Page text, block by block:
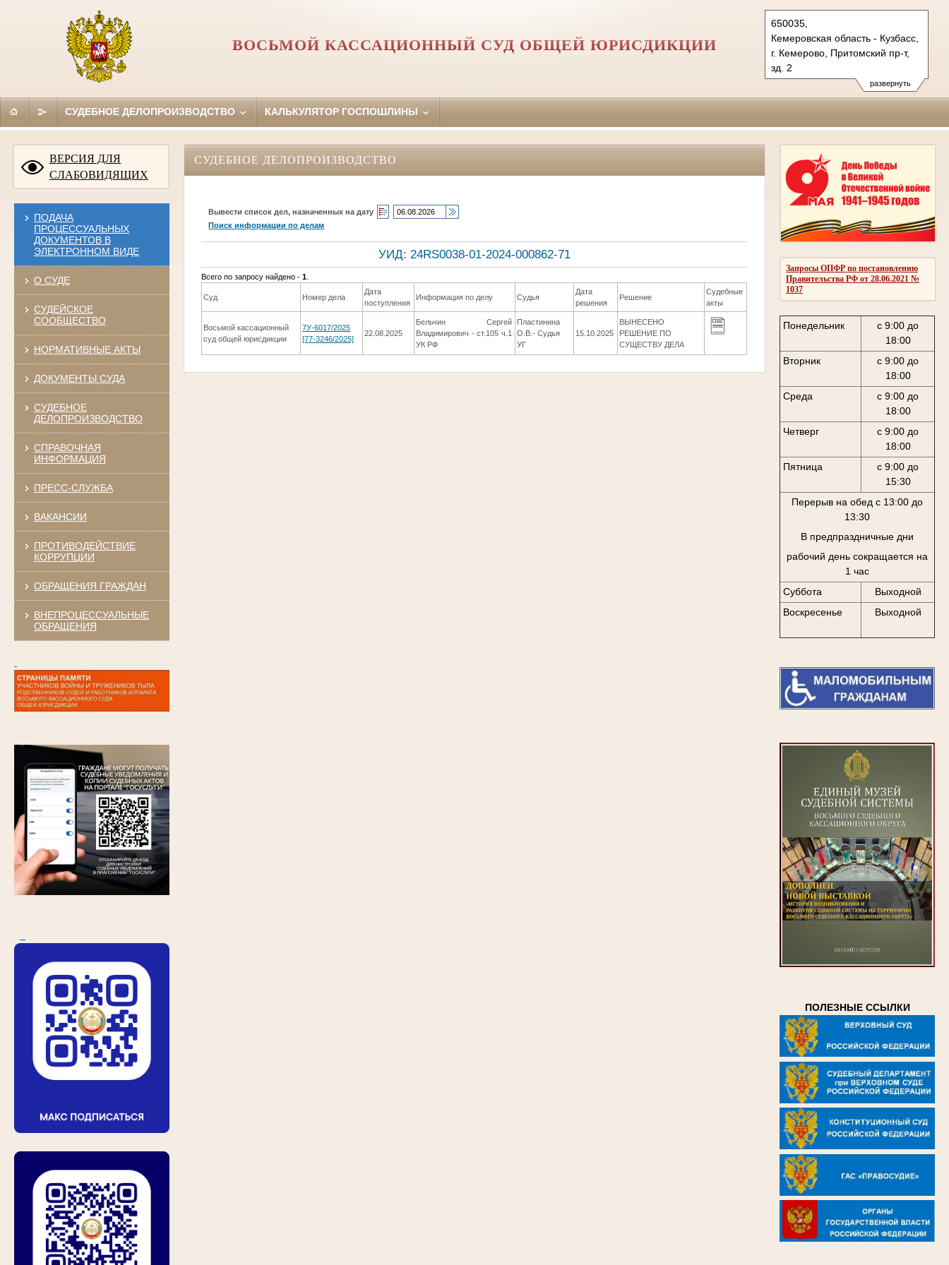
развернуть
650035,
Кемеровская область - Кузбасс,
г. Кемерово, Притомский пр-т,
зд. 2
Тел.: (3842) 71-75-00
71-76-00, 71-75-71
ВОСЬМОЙ КАССАЦИОННЫЙ СУД ОБЩЕЙ ЮРИСДИКЦИИ
СУДЕБНОЕ ДЕЛОПРОИЗВОДСТВО КАЛЬКУЛЯТОР ГОСПОШЛИНЫ
ВЕРСИЯ ДЛЯ
СЛАБОВИДЯЩИХ
ПОДАЧА
ПРОЦЕССУАЛЬНЫХ
ДОКУМЕНТОВ В
ЭЛЕКТРОННОМ ВИДЕ
О СУДЕ
СУДЕЙСКОЕ
СООБЩЕСТВО
НОРМАТИВНЫЕ АКТЫ
ДОКУМЕНТЫ СУДА
СУДЕБНОЕ
ДЕЛОПРОИЗВОДСТВО
СПРАВОЧНАЯ
ИНФОРМАЦИЯ
ПРЕСС-СЛУЖБА
ВАКАНСИИ
ПРОТИВОДЕЙСТВИЕ
КОРРУПЦИИ
ОБРАЩЕНИЯ ГРАЖДАН
ВНЕПРОЦЕССУАЛЬНЫЕ
ОБРАЩЕНИЯ
Запросы ОПФР по постановлению
Правительства РФ от 28.06.2021 №
1037
Понедельник
с 9:00 до
18:00
Вторник
с 9:00 до
18:00
Среда
с 9:00 до
18:00
Четверг
с 9:00 до
18:00
Пятница
с 9:00 до
15:30
Перерыв на обед с 13:00 до
13:30
В предпраздничные дни
рабочий день сокращается на
1 час
Суббота
Выходной
Воскресенье
Выходной
ПОЛЕЗНЫЕ ССЫЛКИ
СУДЕБНОЕ ДЕЛОПРОИЗВОДСТВО
Вывести список дел, назначенных на дату
Поиск информации по делам
УИД: 24RS0038-01-2024-000862-71
Всего по запросу найдено -1
Суд Номер дела
Дата
поступления
Информация по делу Судья
Дата
решения
Решение
Судебные
акты
Восьмой кассационный
суд общей юрисдикции
7У-6017/2025
[77-3246/2025]
22.08.2025
Бельчин Сергей
Владимирович - ст.105 ч.1
УК РФ
Пластинина
О.В.- Судья
УГ
15.10.2025
ВЫНЕСЕНО
РЕШЕНИЕ ПО
СУЩЕСТВУ ДЕЛА